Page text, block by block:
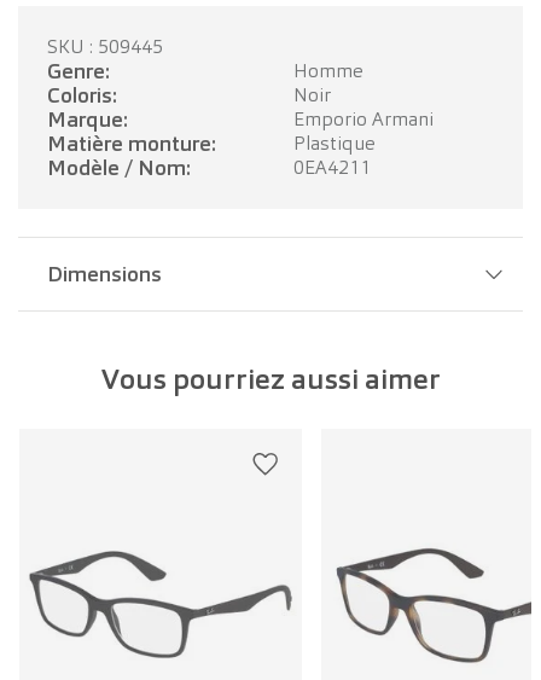
SKU : 509445
Genre: Homme
Coloris: Noir
Marque: Emporio Armani
Matière monture: Plastique
Modèle / Nom: 0EA4211
Dimensions
Largeur verre: 52 mm
Vous pourriez aussi aimer